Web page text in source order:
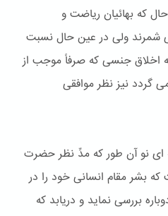
که بهائیان ریاضت و
شمرند ولی در عین حال نسبت
اخلاق جنسی که صرفاً موجب از
نیز نظر موافقی
ای نو آن طور که مدِّ نظر حضرت
که بشر مقام انسانی خود را در
بررسی نماید و دریابد که